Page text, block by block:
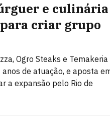
e culinária
criar grupo
Ogro Steaks e Temakeria
de atuação, e aposta
a expansão pelo Rio de